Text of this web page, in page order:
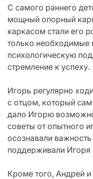
С самого раннего
мощный опорный
каркасом стали его
только необходимые
психологическую
стремление к успеху.
Игорь регулярно
с отцом, который
дало Игорю
советы от опытного
осознавали
поддерживали Игоря
Кроме того, Андрей